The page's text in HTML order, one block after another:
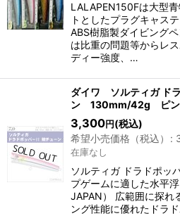
LALAPEN150Fは大型
トとしたプラグキャス
ABS樹脂製ダイビング
は比重の問題等からレ
ディー強度、…
ダイワ ソルティガ ド
ン 130mm/42g ピン
3,300円 (税込)
希望小売価格（税込）
:
在庫なし
ソルティガ ドラドポッ
プゲームに適した水平
JAPAN） 広範囲に探れ
ング性能に優れたドラ